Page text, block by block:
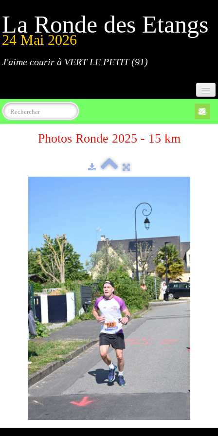
La Ronde des Etangs
24 Mai 2026
J'aime courir à VERT LE PETIT (91)
Accueil
Programme
Devenez bénévoles
Partenaires
Photos▼
Photos Ronde 2025 - 15 km